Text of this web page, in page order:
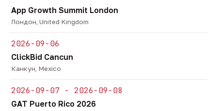
App Growth Summit London
Лондон, United Kingdom
2026-09-06
ClickBid Cancun
Канкун, Mexico
2026-09-07 - 2026-09-08
GAT Puerto Rico 2026